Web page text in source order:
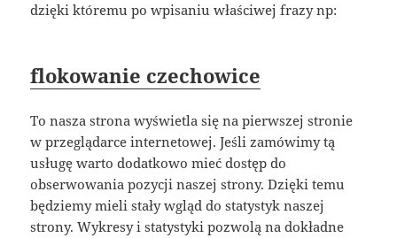
dzięki któremu po wpisaniu właściwej frazy np:
flokowanie czechowice
To nasza strona wyświetla się na pierwszej stronie
w przeglądarce internetowej. Jeśli zamówimy tą
usługę warto dodatkowo mieć dostęp do
obserwowania pozycji naszej strony. Dzięki temu
będziemy mieli stały wgląd do statystyk naszej
strony. Wykresy i statystyki pozwolą na dokładne